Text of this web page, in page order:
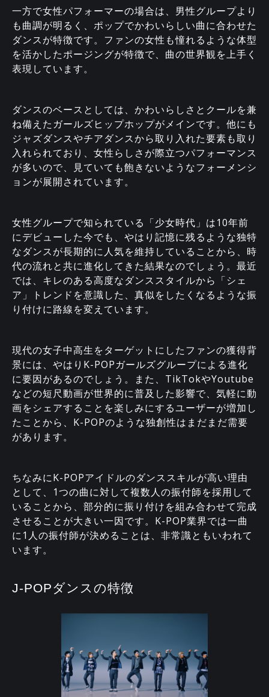
一方で女性パフォーマーの場合は、男性グループより
も曲調が明るく、ポップでかわいらしい曲に合わせた
ダンスが特徴です。ファンの女性も憧れるような体型
を活かしたポージングが特徴で、曲の世界観を上手く
表現しています。
ダンスのベースとしては、かわいらしさとクールを兼
ね備えたガールズヒップホップがメインです。他にも
ジャズダンスやチアダンスから取り入れた要素も取り
入れられており、女性らしさが際立つパフォーマンス
が多いので、見ていても飽きないようなフォーメンシ
ョンが展開されています。
女性グループで知られている「少女時代」は10年前
にデビューした今でも、やはり記憶に残るような独特
なダンスが長期的に人気を維持していることから、時
代の流れと共に進化してきた結果なのでしょう。最近
では、キレのある高度なダンススタイルから「シェ
ア」トレンドを意識した、真似をしたくなるような振
り付けに路線を変えています。
現代の女子中高生をターゲットにしたファンの獲得背
景には、やはりK-POPガールズグループによる進化
に要因があるのでしょう。また、TikTokやYoutube
などの短尺動画が世界的に普及した影響で、気軽に動
画をシェアすることを楽しみにするユーザーが増加し
たことから、K-POPのような独創性はまだまだ需要
があります。
ちなみにK-POPアイドルのダンススキルが高い理由
として、1つの曲に対して複数人の振付師を採用して
いることから、部分的に振り付けを組み合わせて完成
させることが大きい一因です。K-POP業界では一曲
に1人の振付師が決めることは、非常識ともいわれて
います。
J-POPダンスの特徴